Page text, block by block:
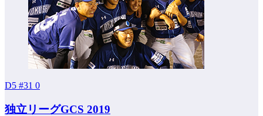
D5 #31 0
独立リーグGCS 2019